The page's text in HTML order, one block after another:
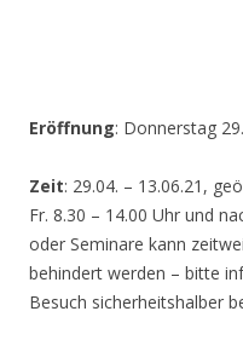
Eröffnung: Donnerstag
Zeit: 29.04. – 13.06.21,
Fr. 8.30 – 14.00 Uhr und
oder Seminare kann
behindert werden – bitte
Besuch sicherheitshalber